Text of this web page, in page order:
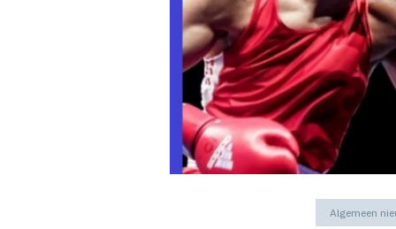
Algemeen